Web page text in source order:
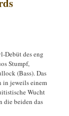
Debüt des eng
Stumpf,
(Bass). Das
in jeweils einem
Wucht
die beiden das